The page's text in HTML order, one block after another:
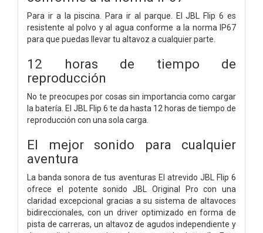
Para ir a la piscina. Para ir al parque. El JBL Flip 6 es
resistente al polvo y al agua conforme a la norma IP67
para que puedas llevar tu altavoz a cualquier parte.
12 horas de tiempo de
reproducción
No te preocupes por cosas sin importancia como cargar
la batería. El JBL Flip 6 te da hasta 12 horas de tiempo de
reproducción con una sola carga.
El mejor sonido para cualquier
aventura
La banda sonora de tus aventuras El atrevido JBL Flip 6
ofrece el potente sonido JBL Original Pro con una
claridad excepcional gracias a su sistema de altavoces
bidireccionales, con un driver optimizado en forma de
pista de carreras, un altavoz de agudos independiente y